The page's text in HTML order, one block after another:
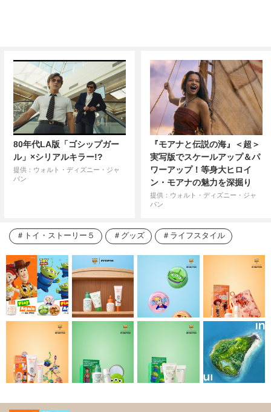
80年代LA版「ゴシップガー
ル」×シリアルキラー!?
提供：ウォルト・ディズニー・ジャ
パン
『モアナと伝説の海』＜超＞
実写版でスケールアップ＆パ
ワーアップ！等身大ヒロイ
ン・モアナの魅力を深掘り
提供：ウォルト・ディズニー・ジャ
パン
トイ・ストーリー５ グッズ ライフスタイル